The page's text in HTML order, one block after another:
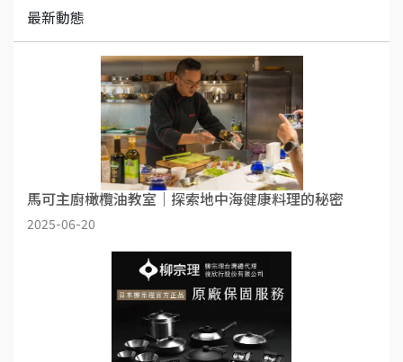
最新動態
馬可主廚橄欖油教室｜探索地中海健康料理的秘密
2025-06-20